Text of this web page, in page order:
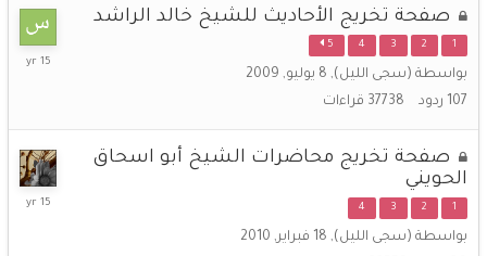
صفحة تخريج الأحاديث للشيخ خالد الراشد
1
2
3
4
5
بواسطة (سجى الليل), 8 يوليو, 2009
107 ردود 37738 قراءات
24
صفحة تخريج محاضرات الشيخ أبو اسحاق
الحويني
1
2
3
4
بواسطة (سجى الليل), 18 فبراير, 2010
5